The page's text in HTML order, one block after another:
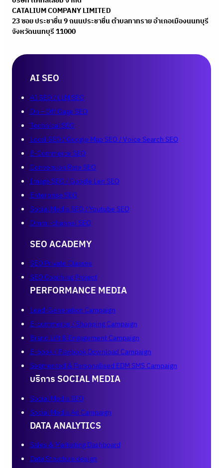
CATALIUM COMPANY LIMITED
23 ซอย ประชาชื่น 9 ถนนประชาชื่น ตําบลทาทราย อําเภอเมืองนนทบุรี
จังหวัดนนทบุรี 11000
AI SEO
AI SEO / LLM SEO
On – Off Oage SEO
Technical SEO
Local SEO / Google Map SEO / Voice Search SEO
E-Commerce SEO
Conversion Rate SEO
Image SEO / Google Len SEO
Enterprise SEO
Social Media SEO / Youtube SEO
Ommi-channel SEO
SEO ACADEMY
SEO Private Classes
SEO Coaching Project
PERFORMANCE MEDIA
Lead-Generation Campaign
E-commerce / Shopping Campaign
Brand Lift & Engagement Campaign
E-book / Playbook Download Campaign
Segmented & Personalised EDM SMS Campaign
บริการ SOCIAL MEDIA
Social Media SEO
Social Media Ad Campaign
DATA ANALYTICS
Sales & Marketing Dashboard
Data Structure design